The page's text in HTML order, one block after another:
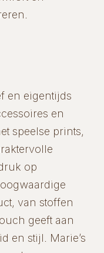
en eigentijds
en
speelse prints,
op
van stoffen
geeft aan
en stijl. Marie’s